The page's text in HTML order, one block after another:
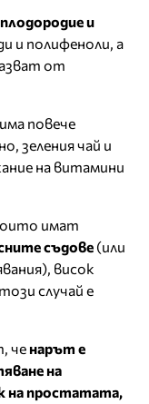
и
и полифеноли, а
от
повече
зеления чай и
на витамини
имат
съдове (или
висок
случай е
че нарът е
на
на простатата,